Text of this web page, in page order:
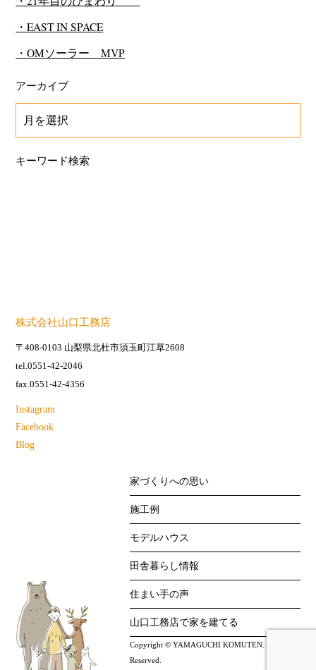
EAST IN SPACE
OMソーラー MVP
アーカイブ
キーワード検索
株式会社山口工務店
〒408-0103 山梨県北杜市須玉町江草2608
tel.0551-42-2046
fax.0551-42-4356
Instagram
Facebook
Blog
家づくりへの思い
施工例
モデルハウス
田舎暮らし情報
住まい手の声
山口工務店で家を建てる
Copyright © YAMAGUCHI KOMUTEN. All Right
Reserved.